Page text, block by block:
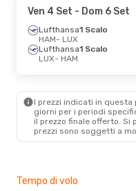
Ven 4 Set - Dom 6 Set
Lufthansa1 Scalo
HAM- LUX
Lufthansa1 Scalo
LUX- HAM
I prezzi indicati in
giorni per i periodi
il ​​prezzo finale offerto. Si
prezzi sono soggetti a
Tempo di volo